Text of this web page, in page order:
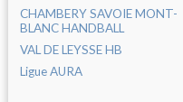
CHAMBERY SAVOIE MONT-
BLANC HANDBALL
VAL DE LEYSSE HB
Ligue AURA